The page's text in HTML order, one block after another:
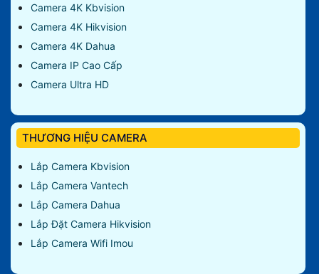
Camera 4K Kbvision
Camera 4K Hikvision
Camera 4K Dahua
Camera IP Cao Cấp
Camera Ultra HD
THƯƠNG HIỆU CAMERA
Lắp Camera Kbvision
Lắp Camera Vantech
Lắp Camera Dahua
Lắp Đặt Camera Hikvision
Lắp Camera Wifi Imou